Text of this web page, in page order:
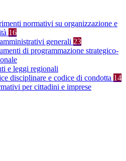
normativi su organizzazione e
16
generali 23
di programmazione strategico-
e leggi regionali
disciplinare e codice di condotta 14
per cittadini e imprese